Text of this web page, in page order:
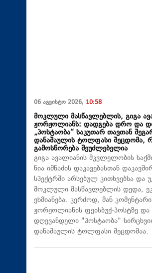
06 აგვისტო 2026, 10:58
მოკლული მასწავლებლის, გიგა
ჟორჟოლიანს: დადგება დრო და
„პოსტაობა“ საკუთარ თავთან
დანაშაულის ტოლფასი შეცდომა,
გამოსწორება შეუძლებელია
გიგა ავალიანის მკვლელობის
ნია იმნაძის დაკავებასთან
სპექტრში არსებულ კითხვებსა და
მოკლული მასწავლებლის დედა,
ეხმიანება. კერძოდ, მან
ჟორჟოლიანის ფეისბუქ-პოსტზე
დღევანდელი "პოსტაობა"
დანაშაულის ტოლფასი შეცდომაა.